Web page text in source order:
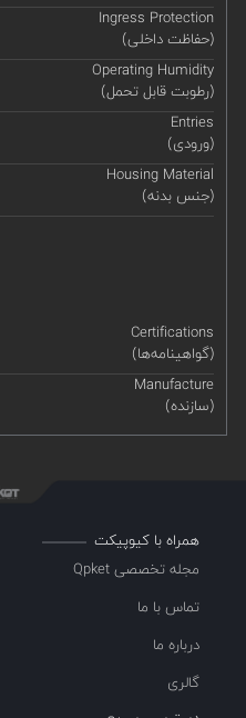
Ingress Protection
(حفاظت داخلی)
Operating Humidity
(رطوبت قابل تحمل)
Entries
(ورودی)
Housing Material
(جنس بدنه)
Certifications
(گواهینامه‌ها)
Manufacture
(سازنده)
همراه با کیوپیکت
مجله تخصصی Qpket
تماس با ما
درباره ما
گالری